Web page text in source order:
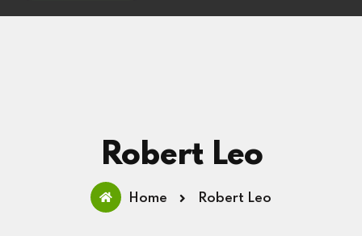
Robert Leo
Home Robert Leo